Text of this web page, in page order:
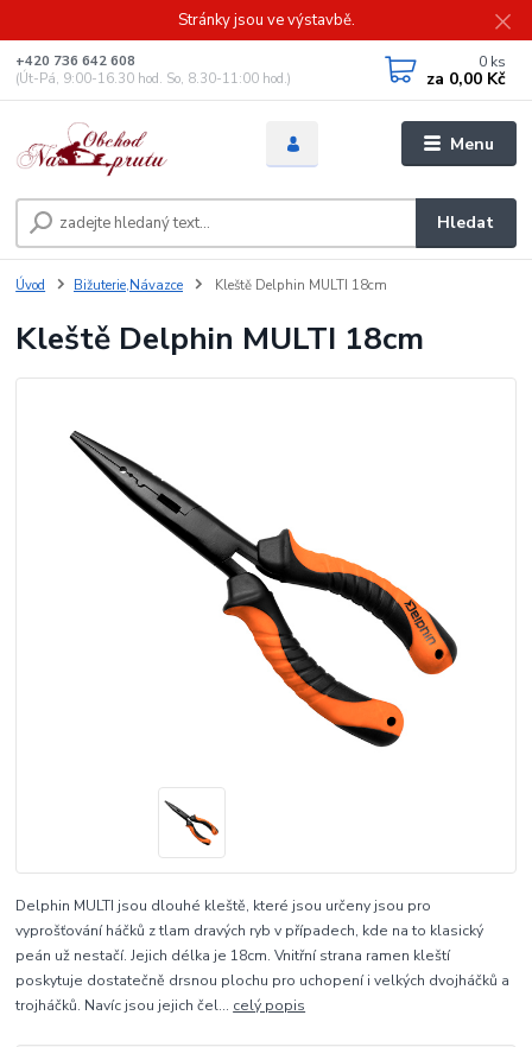
Stránky jsou ve výstavbě.
Menu
Hledat
+420 736 642 608
(Út-Pá, 9:00-16.30 hod. So, 8.30-11:00 hod.)
0 ks
za 0,00 Kč
Úvod Bižuterie,Návazce Kleště Delphin MULTI 18cm
Kleště Delphin MULTI 18cm
Delphin MULTI jsou dlouhé kleště, které jsou určeny jsou pro
vyprošťování háčků z tlam dravých ryb v případech, kde na to klasický
peán už nestačí. Jejich délka je 18cm. Vnitřní strana ramen kleští
poskytuje dostatečně drsnou plochu pro uchopení i velkých dvojháčků a
trojháčků. Navíc jsou jejich čel... celý popis